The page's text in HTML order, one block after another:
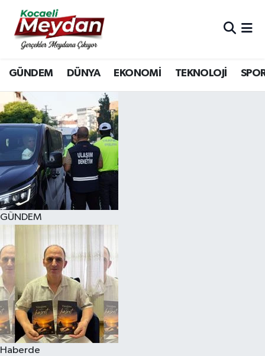
GÜNDEM DÜNYA EKONOMİ TEKNOLOJİ
GÜNDEM
Haberde
Nöbetçi Eczaneler
Hava Durumu
Trafik Durumu
Süper Lig Puan Durumu ve Fikstür
Tüm Manşetler
Son Dakika Haberleri
Haber Arşivi